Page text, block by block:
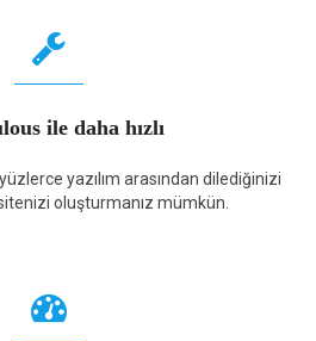
ile daha hızlı
yazılım arasından dilediğinizi
oluşturmanız mümkün.